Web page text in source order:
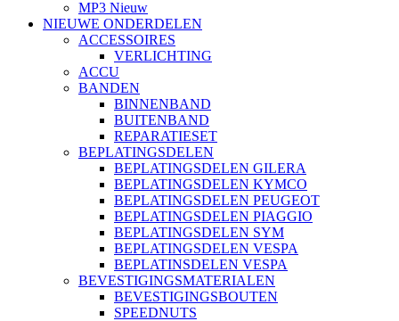
MP3 Nieuw
NIEUWE ONDERDELEN
ACCESSOIRES
VERLICHTING
ACCU
BANDEN
BINNENBAND
BUITENBAND
REPARATIESET
BEPLATINGSDELEN
BEPLATINGSDELEN GILERA
BEPLATINGSDELEN KYMCO
BEPLATINGSDELEN PEUGEOT
BEPLATINGSDELEN PIAGGIO
BEPLATINGSDELEN SYM
BEPLATINGSDELEN VESPA
BEPLATINSDELEN VESPA
BEVESTIGINGSMATERIALEN
BEVESTIGINGSBOUTEN
SPEEDNUTS